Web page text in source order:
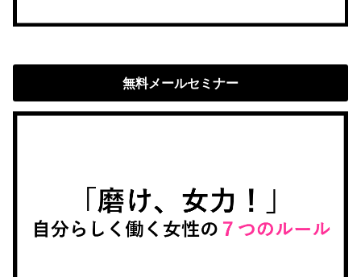
無料メールセミナー